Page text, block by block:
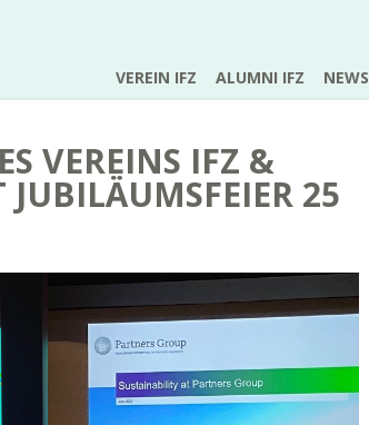
VEREIN IFZ ALUMNI IFZ NEWS
VEREINS IFZ &
25